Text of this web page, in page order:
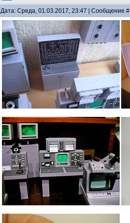
Дата: Среда, 01.03.2017, 23:47 | Сообщение #